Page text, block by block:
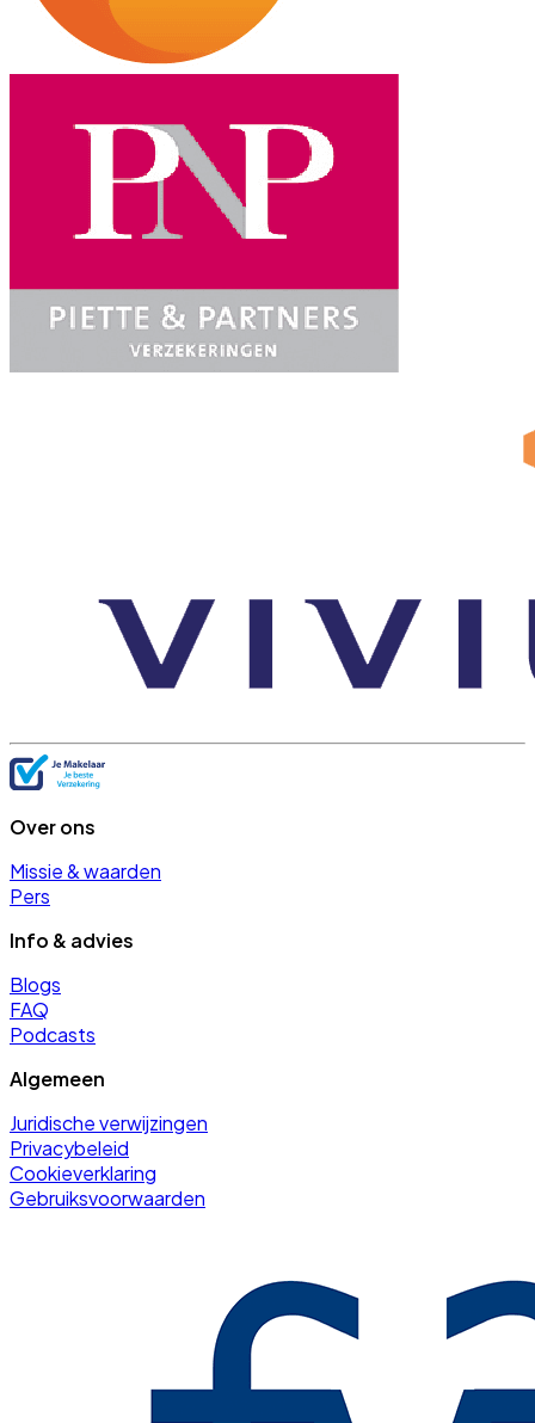
Over ons
Missie & waarden
Pers
Info & advies
Blogs
FAQ
Podcasts
Algemeen
Juridische verwijzingen
Privacybeleid
Cookieverklaring
Gebruiksvoorwaarden